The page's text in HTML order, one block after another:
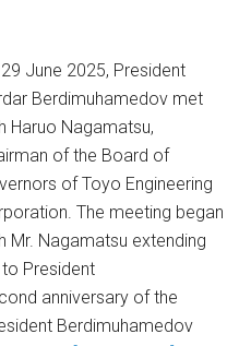
29 June 2025, President
Berdimuhamedov met
Haruo Nagamatsu,
of the Board of
of Toyo Engineering
The meeting began
Mr. Nagamatsu extending
President
anniversary of the
Berdimuhamedov